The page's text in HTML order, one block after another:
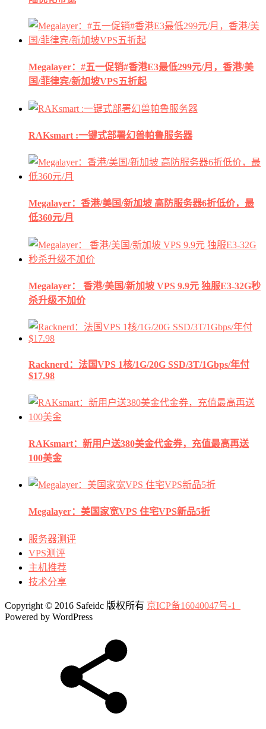
Megalayer：#五一促销#香港E3最低299元/月，香港/美
国/菲律宾/新加坡VPS五折起
RAKsmart :一键式部署幻兽帕鲁服务器
Megalayer：香港/美国/新加坡 高防服务器6折低价，最
低360元/月
Megalayer： 香港/美国/新加坡 VPS 9.9元 独服E3-32G秒
杀升级不加价
Racknerd：法国VPS 1核/1G/20G SSD/3T/1Gbps/年付
$17.98
RAKsmart：新用户送380美金代金券，充值最高再送
100美金
Megalayer：美国家宽VPS 住宅VPS新品5折
服务器测评
VPS测评
主机推荐
技术分享
Copyright © 2016 Safeidc 版权所有 京ICP备16040047号-1
Powered by WordPress